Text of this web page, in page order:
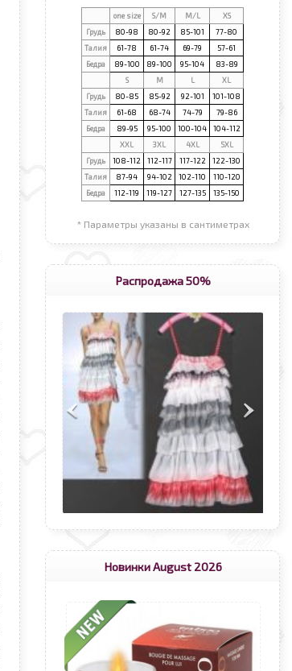
one size S/M M/L
XS
Грудь
80-98 80-92 85-101
77-80
Талия
61-78 61-74 69-79
57-61
Бедра
89-100 89-100 95-104
83-89
S
М L
XL
Грудь
80-85 85-92 92-101
101-108
Талия
61-68 68-74 74-79
79-86
Бедра
89-95 95-100 100-104
104-112
XXL
3XL 4XL
5XL
Грудь
108-112 112-117 117-122
122-130
Талия
87-94 94-102 102-110
110-120
Бедра
112-119 119-127 127-135 135-150
* Параметры указаны в сантиметрах
Распродажа 50%
Новинки August 2026